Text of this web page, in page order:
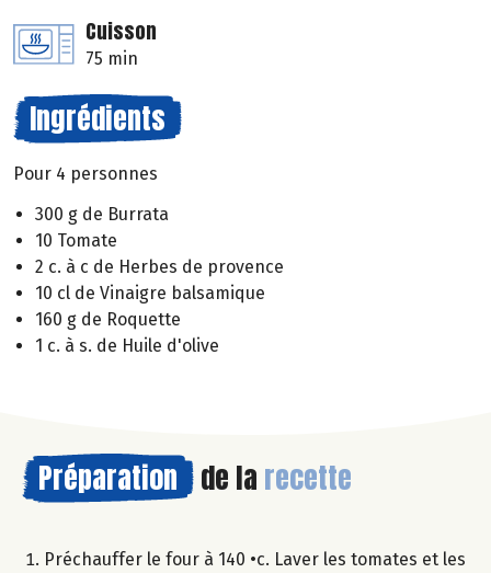
Cuisson
75 min
Ingrédients
Pour 4 personnes
300 g de Burrata
10 Tomate
2 c. à c de Herbes de provence
10 cl de Vinaigre balsamique
160 g de Roquette
1 c. à s. de Huile d'olive
Préparation de la recette
Préchauffer le four à 140 •c. Laver les tomates et les